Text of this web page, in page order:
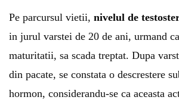
Pe parcursul vietii, nivelul de
in jurul varstei de 20 de ani, urmand
maturitatii, sa scada treptat. Dupa
din pacate, se constata o descrestere
hormon, considerandu-se ca aceasta